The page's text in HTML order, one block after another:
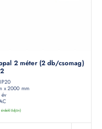
2 méter (2 db/csomag)
x 2000 mm
érdeklődjön)